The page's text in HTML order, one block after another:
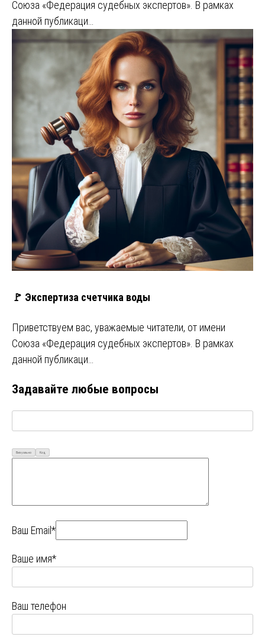
Союза «Федерация судебных экспертов». В рамках
данной публикаци…
🚩 Экспертиза счетчика воды
Приветствуем вас, уважаемые читатели, от имени
Союза «Федерация судебных экспертов». В рамках
данной публикаци…
Задавайте любые вопросы
Визуально Код
Ваш Email*
Ваше имя*
Ваш телефон